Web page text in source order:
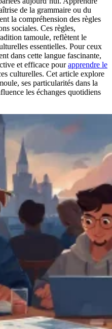
de la grammaire ou du
la compréhension des règles
sociales. Ces règles,
tamoule, reflètent le
essentielles. Pour ceux
dans cette langue fascinante,
et efficace pourapprendre le
culturelles. Cet article explore
ses particularités dans la
les échanges quotidiens